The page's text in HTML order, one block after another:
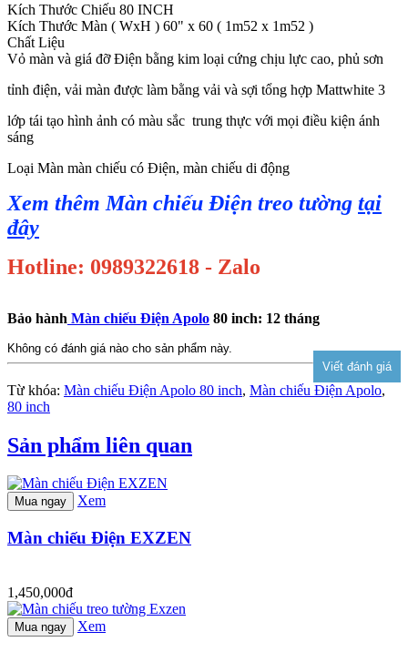
Kích Thước Chiếu 80 INCH
Kích Thước Màn ( WxH ) 60" x 60 ( 1m52 x 1m52 )
Chất Liệu
Vỏ màn và giá đỡ Điện bằng kim loại cứng chịu lực cao, phủ sơn
tỉnh điện, vải màn được làm bằng vải và sợi tổng hợp Mattwhite 3
lớp tái tạo hình ảnh có màu sắc trung thực với mọi điều kiện ánh
sáng
Loại Màn màn chiếu có Điện, màn chiếu di động
Xem thêm Màn chiếu Điện treo tường tại
đây
Hotline: 0989322618 - Zalo
Bảo hành Màn chiếu Điện Apolo 80 inch: 12 tháng
Không có đánh giá nào cho sản phẩm này.
Từ khóa: Màn chiếu Điện Apolo 80 inch, Màn chiếu Điện Apolo,
80 inch
Sản phẩm liên quan
Mua ngay Xem
Màn chiếu Điện EXZEN
1,450,000đ
Mua ngay Xem